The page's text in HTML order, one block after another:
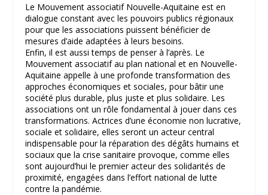
Le Mouvement associatif Nouvelle-Aquitaine est en
dialogue constant avec les pouvoirs publics régionaux
pour que les associations puissent bénéficier de
mesures d’aide adaptées à leurs besoins.
Enfin, il est aussi temps de penser à l’après. Le
Mouvement associatif au plan national et en Nouvelle-
Aquitaine appelle à une profonde transformation des
approches économiques et sociales, pour bâtir une
société plus durable, plus juste et plus solidaire. Les
associations ont un rôle fondamental à jouer dans ces
transformations. Actrices d’une économie non lucrative,
sociale et solidaire, elles seront un acteur central
indispensable pour la réparation des dégâts humains et
sociaux que la crise sanitaire provoque, comme elles
sont aujourd’hui le premier acteur des solidarités de
proximité, engagées dans l’effort national de lutte
contre la pandémie.